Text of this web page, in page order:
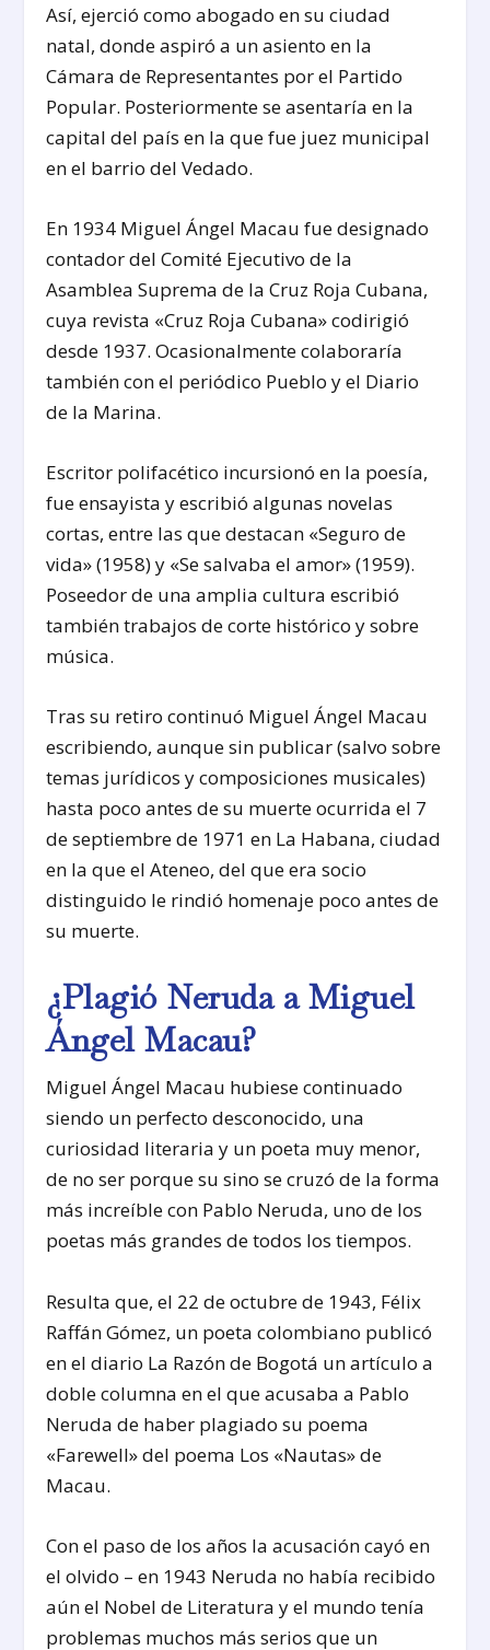
Así, ejerció como abogado en su ciudad
natal, donde aspiró a un asiento en la
Cámara de Representantes por el Partido
Popular. Posteriormente se asentaría en la
capital del país en la que fue juez municipal
en el barrio del Vedado.
En 1934 Miguel Ángel Macau fue designado
contador del Comité Ejecutivo de la
Asamblea Suprema de la Cruz Roja Cubana,
cuya revista «Cruz Roja Cubana» codirigió
desde 1937. Ocasionalmente colaboraría
también con el periódico Pueblo y el Diario
de la Marina.
Escritor polifacético incursionó en la poesía,
fue ensayista y escribió algunas novelas
cortas, entre las que destacan «Seguro de
vida» (1958) y «Se salvaba el amor» (1959).
Poseedor de una amplia cultura escribió
también trabajos de corte histórico y sobre
música.
Tras su retiro continuó Miguel Ángel Macau
escribiendo, aunque sin publicar (salvo sobre
temas jurídicos y composiciones musicales)
hasta poco antes de su muerte ocurrida el 7
de septiembre de 1971 en La Habana, ciudad
en la que el Ateneo, del que era socio
distinguido le rindió homenaje poco antes de
su muerte.
¿Plagió Neruda a Miguel
Ángel Macau?
Miguel Ángel Macau hubiese continuado
siendo un perfecto desconocido, una
curiosidad literaria y un poeta muy menor,
de no ser porque su sino se cruzó de la forma
más increíble con Pablo Neruda, uno de los
poetas más grandes de todos los tiempos.
Resulta que, el 22 de octubre de 1943, Félix
Raffán Gómez, un poeta colombiano publicó
en el diario La Razón de Bogotá un artículo a
doble columna en el que acusaba a Pablo
Neruda de haber plagiado su poema
«Farewell» del poema Los «Nautas» de
Macau.
Con el paso de los años la acusación cayó en
el olvido – en 1943 Neruda no había recibido
aún el Nobel de Literatura y el mundo tenía
problemas muchos más serios que un